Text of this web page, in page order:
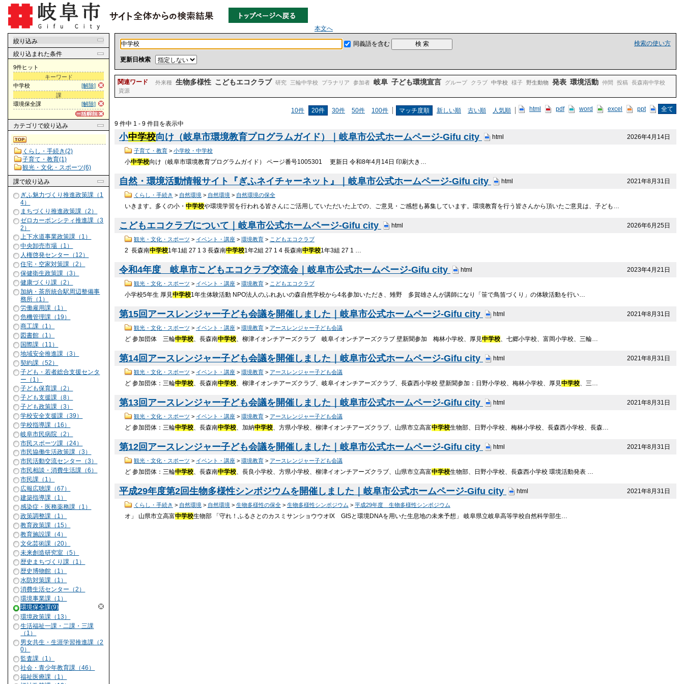
本文へ
絞り込み
絞り込まれた条件
9件ヒット
キーワード
[解除]
中学校
課
[解除]
環境保全課
カテゴリ で絞り込み
くらし・手続き(2)
子育て・教育(1)
観光・文化・スポーツ(6)
課で絞り込み
ぎふ魅力づくり推進政策課（1
4）
まちづくり推進政策課（2）
ゼロカーボンシティ推進課（3
2）
上下水道事業政策課（1）
中央卸売市場（1）
人権啓発センター（12）
住宅・空家対策課（2）
保健衛生政策課（3）
健康づくり課（2）
加納・茶所統合駅周辺整備事
務所（1）
労働雇用課（1）
危機管理課（19）
商工課（1）
図書館（1）
国際課（11）
地域安全推進課（3）
契約課（52）
子ども・若者総合支援センタ
ー（1）
子ども保育課（2）
子ども支援課（8）
子ども政策課（3）
学校安全支援課（39）
学校指導課（16）
岐阜市民病院（2）
市民スポーツ課（24）
市民協働生活政策課（3）
市民活動交流センター（3）
市民相談・消費生活課（6）
市民課（1）
広報広聴課（67）
建築指導課（1）
感染症・医務薬務課（1）
政策調整課（1）
教育政策課（15）
教育施設課（4）
文化芸術課（20）
未来創造研究室（5）
歴史まちづくり課（1）
歴史博物館（1）
水防対策課（1）
消費生活センター（2）
環境事業課（1）
環境保全課(9)
環境政策課（13）
生活福祉一課・二課・三課
（1）
男女共生・生涯学習推進課（2
0）
監査課（1）
社会・青少年教育課（46）
福祉医療課（1）
検索の使い方
同義語を含む
更新日検索
関連ワード 外来種 生物多様性 こどもエコクラブ 研究 三輪中学校 プラナリア 参加者 岐阜 子ども環境宣言 グループ クラブ 中学校 様子 野生動物 発表 環境活動 仲間 投稿 長森南中学校
資源
10件 20件 30件 50件 100件 マッチ度順 新しい順 古い順 人気順 html pdf word excel ppt 全て
9 件中 1 - 9 件目を表示中
2026年4月14日
小中学校向け（岐阜市環境教育プログラムガイド）｜岐阜市公式ホームページ-Gifu city html
子育て・教育> 小学校・中学校
小中学校向け（岐阜市環境教育プログラムガイド） ページ番号1005301 更新日 令和8年4月14日 印刷大き…
2021年8月31日
自然・環境活動情報サイト『ぎふネイチャーネット』｜岐阜市公式ホームページ-Gifu city html
くらし・手続き > 自然環境 > 自然環境 > 自然環境の保全
いきます。多くの小・中学校や環境学習を行われる皆さんにご活用していただいた上での、ご意見・ご感想も募集しています。環境教育を行う皆さんから頂いたご意見は、子ども…
2026年6月25日
こどもエコクラブについて｜岐阜市公式ホームページ-Gifu city html
観光・文化・スポーツ > イベント・講座> 環境教育> こどもエコクラブ
2 長森南中学校1年1組 27 1 3 長森南中学校1年2組 27 1 4 長森南中学校1年3組 27 1 …
2023年4月21日
令和4年度 岐阜市こどもエコクラブ交流会｜岐阜市公式ホームページ-Gifu city html
観光・文化・スポーツ > イベント・講座> 環境教育> こどもエコクラブ
小学校5年生 厚見中学校1年生体験活動 NPO法人のふれあいの森自然学校から4名参加いただき、雉野 多賀雄さんが講師になり「笹で鳥笛づくり」の体験活動を行い…
2021年8月31日
第15回アースレンジャー子ども会議を開催しました｜岐阜市公式ホームページ-Gifu city html
観光・文化・スポーツ > イベント・講座> 環境教育> アースレンジャー子ども会議
ど 参加団体 三輪中学校 、長森南中学校 、柳津イオンチアーズクラブ 岐阜イオンチアーズクラブ 壁新聞参加 梅林小学校、厚見中学校 、七郷小学校、富岡小学校、三輪…
2021年8月31日
第14回アースレンジャー子ども会議を開催しました｜岐阜市公式ホームページ-Gifu city html
観光・文化・スポーツ > イベント・講座> 環境教育> アースレンジャー子ども会議
ど 参加団体：三輪中学校 、長森南中学校 、柳津イオンチアーズクラブ、岐阜イオンチアーズクラブ、長森西小学校 壁新聞参加：日野小学校、梅林小学校、厚見中学校 、三…
2021年8月31日
第13回アースレンジャー子ども会議を開催しました｜岐阜市公式ホームページ-Gifu city html
観光・文化・スポーツ > イベント・講座> 環境教育> アースレンジャー子ども会議
ど 参加団体：三輪中学校 、長森南中学校 、加納中学校 、方県小学校、柳津イオンチアーズクラブ、山県市立高富中学校生物部、日野小学校、梅林小学校、長森西小学校、長森…
2021年8月31日
第12回アースレンジャー子ども会議を開催しました｜岐阜市公式ホームページ-Gifu city html
観光・文化・スポーツ > イベント・講座> 環境教育> アースレンジャー子ども会議
ど 参加団体：三輪中学校 、長森南中学校 、長良小学校、方県小学校、柳津イオンチアーズクラブ、山県市立高富中学校生物部、日野小学校、長森西小学校 環境活動発表 …
2021年8月31日
平成29年度第2回生物多様性シンポジウムを開催しました｜岐阜市公式ホームページ-Gifu city html
くらし・手続き > 自然環境 > 自然環境 > 生物多様性の保全> 生物多様性シンポジウム > 平成29年度 生物多様性シンポジウム
オ」 山県市立高富中学校生物部 「守れ！ふるさとのカスミサンショウウオIX GISと環境DNAを用いた生息地の未来予想」 岐阜県立岐阜高等学校自然科学部生…